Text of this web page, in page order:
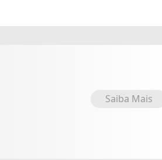
Saiba Mais